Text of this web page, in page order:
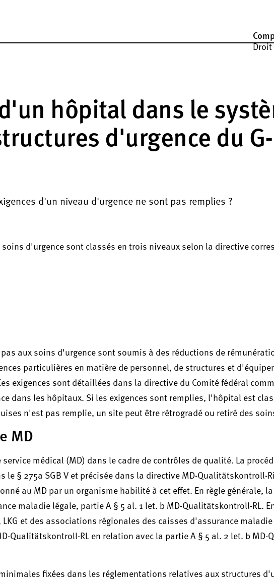
Droit
hôpital dans le
d'urgence du
d'un niveau d'urgence ne sont pas remplies ?
d'urgence sont classés en trois niveaux selon la directive
aux soins d'urgence sont soumis à des réductions de
particulières en matière de personnel, de structures et
exigences sont détaillées dans la directive du Comité fédéral
dans les hôpitaux. Si les exigences sont remplies, l'hôpital est
n'est pas remplie, un site peut être rétrogradé ou retiré des
MD
service médical (MD) dans le cadre de contrôles de qualité. La
le § 275a SGB V et précisée dans la directive MD-Qualitätskontroll-
au MD par un organisme habilité à cet effet. En règle générale,
maladie légale, partie A § 5 al. 1 let. b MD-Qualitätskontroll-RL.
LKG et des associations régionales des caisses d'assurance
Qualitätskontroll-RL en relation avec la partie A § 5 al. 2 let. b
fixées dans les réglementations relatives aux structures